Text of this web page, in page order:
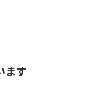
ます